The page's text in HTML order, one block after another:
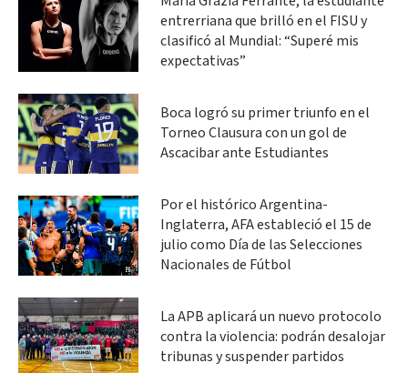
entrerriana que brilló en el FISU y
clasificó al Mundial: “Superé mis
expectativas”
Boca logró su primer triunfo en el
Torneo Clausura con un gol de
Ascacibar ante Estudiantes
Por el histórico Argentina-
Inglaterra, AFA estableció el 15 de
julio como Día de las Selecciones
Nacionales de Fútbol
La APB aplicará un nuevo protocolo
contra la violencia: podrán desalojar
tribunas y suspender partidos